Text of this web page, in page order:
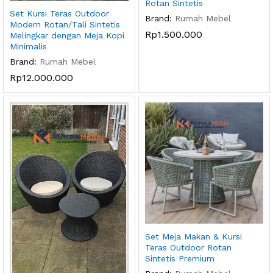
Set Kursi Teras Outdoor
Modern Rotan/Tali Sintetis
Melingkar dengan Meja Kopi
Minimalis
Brand: Rumah Mebel
Rp12.000.000
Rotan Sintetis
Brand: Rumah Mebel
Rp1.500.000
Set Meja Makan & Kursi
Teras Outdoor Rotan
Sintetis Premium